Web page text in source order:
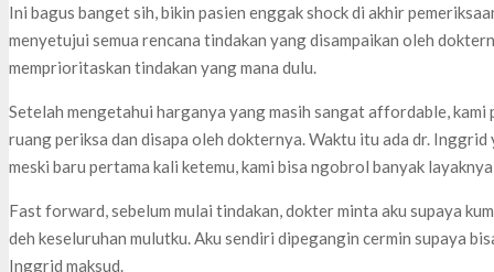
Ini bagus banget sih, bikin pasien enggak shock di akhir
menyetujui semua rencana tindakan yang disampaikan oleh
memprioritaskan tindakan yang mana dulu.
Setelah mengetahui harganya yang masih sangat affordable, kami
ruang periksa dan disapa oleh dokternya. Waktu itu ada dr.
meski baru pertama kali ketemu, kami bisa ngobrol banyak
Fast forward, sebelum mulai tindakan, dokter minta aku supaya
deh keseluruhan mulutku. Aku sendiri dipegangin cermin supaya
Inggrid maksud.